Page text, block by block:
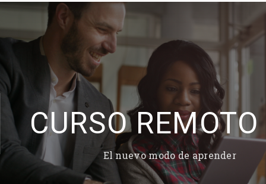
CURSO REMOTO
El nuevo modo de aprender